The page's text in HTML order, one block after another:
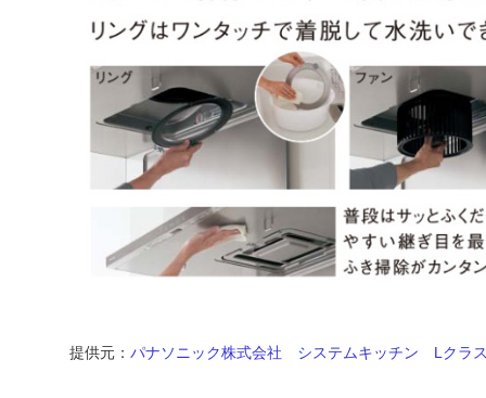
提供元： パナソニック株式会社 システムキッチン Lクラ